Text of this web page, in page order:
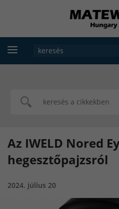
Az IWELD Nored
hegesztőpajzsról
2024. július 20